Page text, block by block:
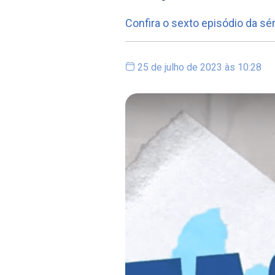
Confira o sexto episódio da
25 de julho de 2023 às 10:28